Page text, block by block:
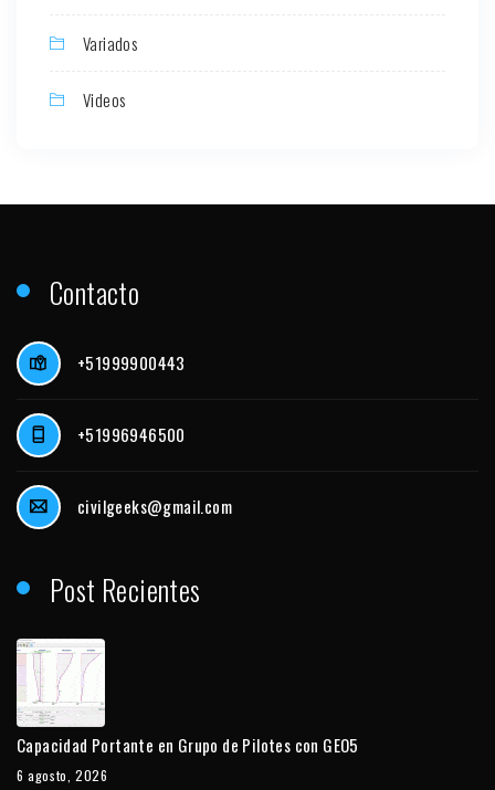
Variados
Videos
Contacto
+51999900443
+51996946500
civilgeeks@gmail.com
Post Recientes
Capacidad Portante en Grupo de Pilotes con GEO5
6 agosto, 2026